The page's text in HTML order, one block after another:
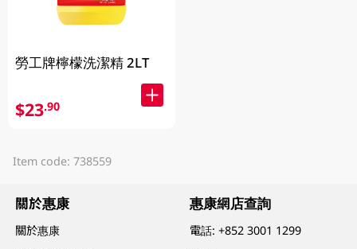
勞工牌檸檬洗潔精 2LT
$23.90
Item code: 738559
關於惠康
關於惠康
惠康網店查詢
電話:+852 3001 1299